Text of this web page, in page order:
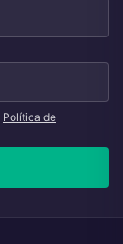
Política de